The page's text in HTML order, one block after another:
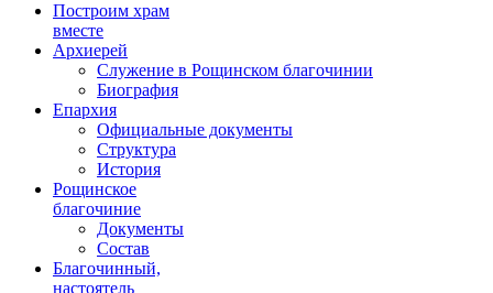
Построим храм
вместе
Архиерей
Служение в Рощинском благочинии
Биография
Епархия
Официальные документы
Структура
История
Рощинское
благочиние
Документы
Состав
Благочинный,
настоятель